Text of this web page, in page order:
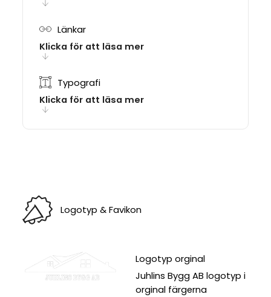
Länkar
Klicka för att läsa mer
Typografi
Klicka för att läsa mer
Logotyp & Favikon
Logotyp orginal
Juhlins Bygg AB logotyp i
orginal färgerna